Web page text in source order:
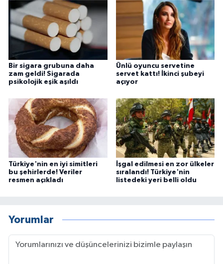
Bir sigara grubuna daha
zam geldi! Sigarada
psikolojik eşik aşıldı
Ünlü oyuncu servetine
servet kattı! İkinci şubeyi
açıyor
Türkiye'nin en iyi simitleri
bu şehirlerde! Veriler
resmen açıkladı
İşgal edilmesi en zor ülkeler
sıralandı! Türkiye'nin
listedeki yeri belli oldu
Yorumlar